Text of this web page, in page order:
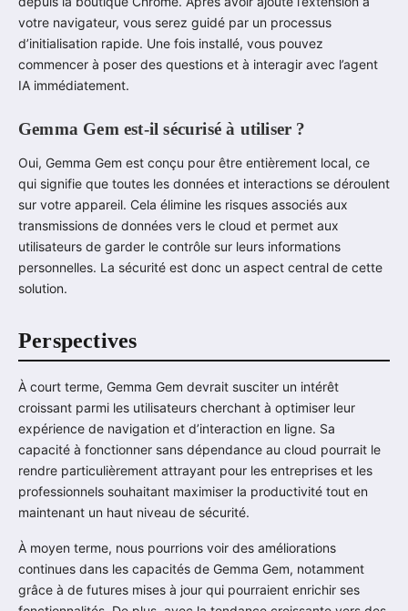
votre navigateur, vous serez guidé par un processus
d’initialisation rapide. Une fois installé, vous pouvez
commencer à poser des questions et à interagir avec l’agent
IA immédiatement.
Gemma Gem est-il sécurisé à utiliser ?
Oui, Gemma Gem est conçu pour être entièrement local, ce
qui signifie que toutes les données et interactions se déroulent
sur votre appareil. Cela élimine les risques associés aux
transmissions de données vers le cloud et permet aux
utilisateurs de garder le contrôle sur leurs informations
personnelles. La sécurité est donc un aspect central de cette
solution.
Perspectives
À court terme, Gemma Gem devrait susciter un intérêt
croissant parmi les utilisateurs cherchant à optimiser leur
expérience de navigation et d’interaction en ligne. Sa
capacité à fonctionner sans dépendance au cloud pourrait le
rendre particulièrement attrayant pour les entreprises et les
professionnels souhaitant maximiser la productivité tout en
maintenant un haut niveau de sécurité.
À moyen terme, nous pourrions voir des améliorations
continues dans les capacités de Gemma Gem, notamment
grâce à de futures mises à jour qui pourraient enrichir ses